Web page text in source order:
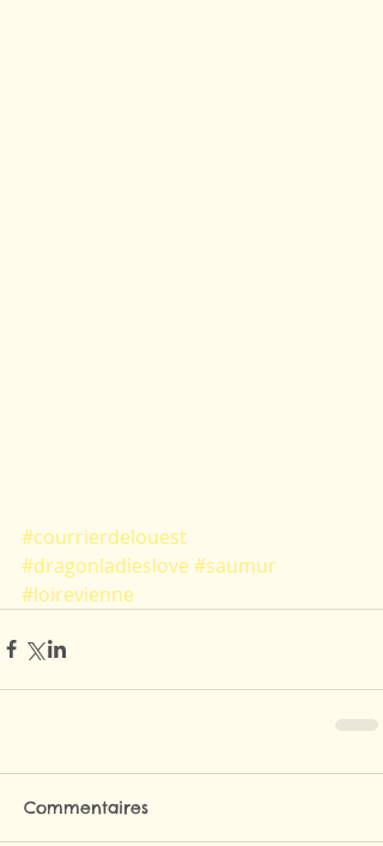
#courrierdelouest
#dragonladieslove #saumur
#loirevienne
Commentaires